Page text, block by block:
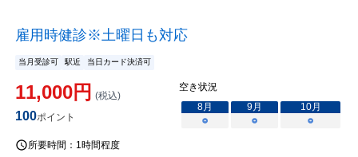
雇用時健診※土曜日も対応
当月受診可 駅近 当日カード決済可
11,000円 (税込)
100ポイント
空き状況
8月 9月 10月
○
○ ○
所要時間： 1時間程度